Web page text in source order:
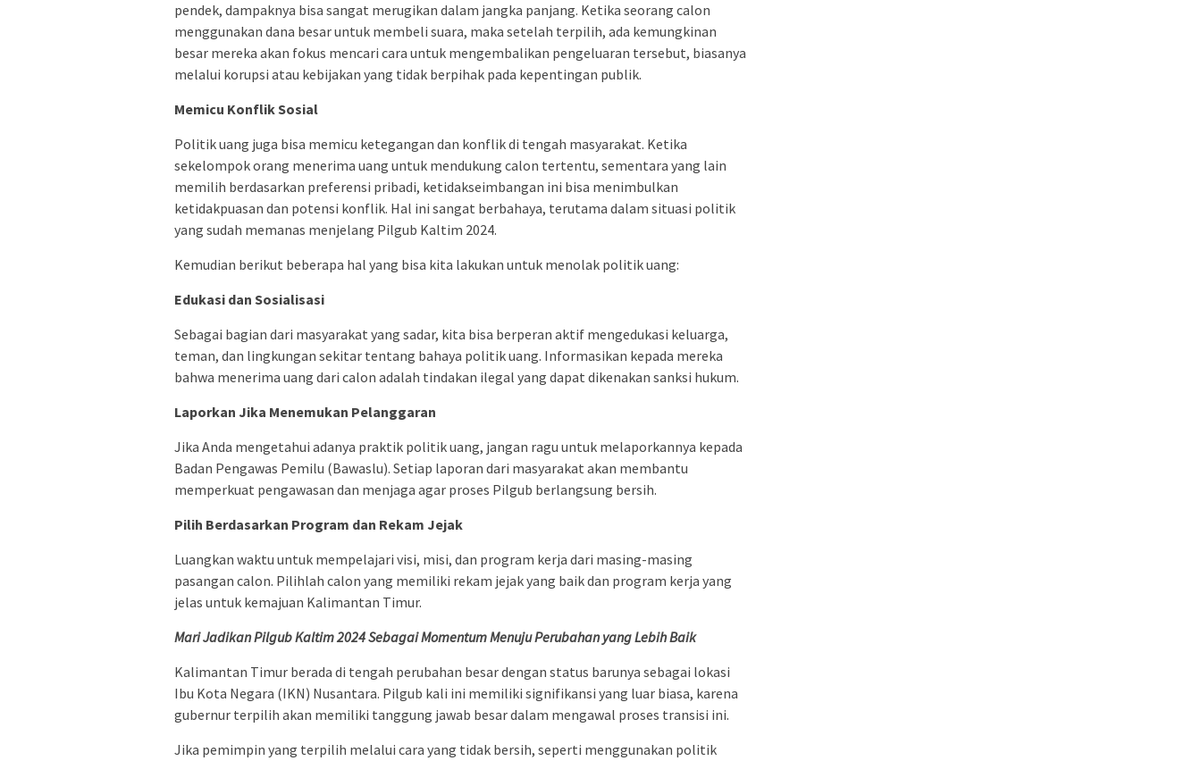
pendek, dampaknya bisa sangat merugikan dalam jangka panjang. Ketika seorang calon
menggunakan dana besar untuk membeli suara, maka setelah terpilih, ada kemungkinan
besar mereka akan fokus mencari cara untuk mengembalikan pengeluaran tersebut, biasanya
melalui korupsi atau kebijakan yang tidak berpihak pada kepentingan publik.
Memicu Konflik Sosial
Politik uang juga bisa memicu ketegangan dan konflik di tengah masyarakat. Ketika
sekelompok orang menerima uang untuk mendukung calon tertentu, sementara yang lain
memilih berdasarkan preferensi pribadi, ketidakseimbangan ini bisa menimbulkan
ketidakpuasan dan potensi konflik. Hal ini sangat berbahaya, terutama dalam situasi politik
yang sudah memanas menjelang Pilgub Kaltim 2024.
Kemudian berikut beberapa hal yang bisa kita lakukan untuk menolak politik uang:
Edukasi dan Sosialisasi
Sebagai bagian dari masyarakat yang sadar, kita bisa berperan aktif mengedukasi keluarga,
teman, dan lingkungan sekitar tentang bahaya politik uang. Informasikan kepada mereka
bahwa menerima uang dari calon adalah tindakan ilegal yang dapat dikenakan sanksi hukum.
Laporkan Jika Menemukan Pelanggaran
Jika Anda mengetahui adanya praktik politik uang, jangan ragu untuk melaporkannya kepada
Badan Pengawas Pemilu (Bawaslu). Setiap laporan dari masyarakat akan membantu
memperkuat pengawasan dan menjaga agar proses Pilgub berlangsung bersih.
Pilih Berdasarkan Program dan Rekam Jejak
Luangkan waktu untuk mempelajari visi, misi, dan program kerja dari masing-masing
pasangan calon. Pilihlah calon yang memiliki rekam jejak yang baik dan program kerja yang
jelas untuk kemajuan Kalimantan Timur.
Mari Jadikan Pilgub Kaltim 2024 Sebagai Momentum Menuju Perubahan yang Lebih Baik
Kalimantan Timur berada di tengah perubahan besar dengan status barunya sebagai lokasi
Ibu Kota Negara (IKN) Nusantara. Pilgub kali ini memiliki signifikansi yang luar biasa, karena
gubernur terpilih akan memiliki tanggung jawab besar dalam mengawal proses transisi ini.
Jika pemimpin yang terpilih melalui cara yang tidak bersih, seperti menggunakan politik